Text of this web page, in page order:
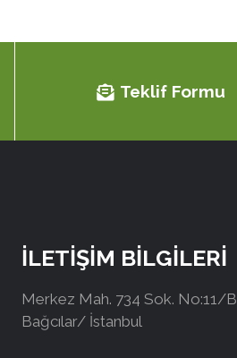
Teklif Formu
İLETİŞİM BİLGİLERİ
Merkez Mah. 734 Sok. No:11/B
Bağcılar/ İstanbul